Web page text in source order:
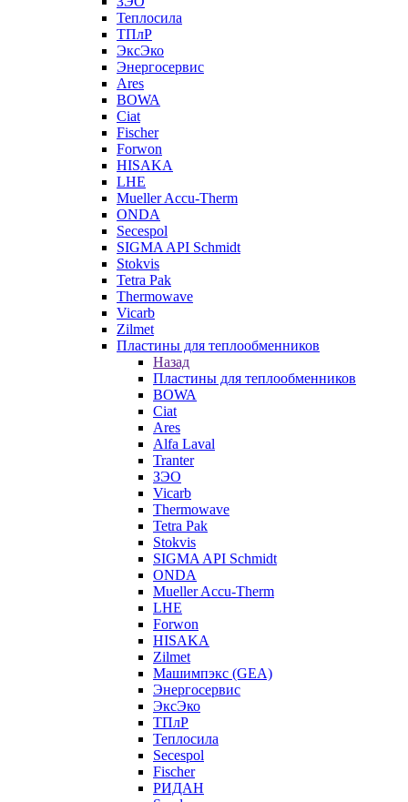
Теплосила
ТПлР
ЭксЭко
Энергосервис
Ares
BOWA
Ciat
Fischer
Forwon
HISAKA
LHE
Mueller Accu-Therm
ONDA
Secespol
SIGMA API Schmidt
Stokvis
Tetra Pak
Thermowave
Vicarb
Zilmet
Пластины для теплообменников
Назад
Пластины для теплообменников
BOWA
Ciat
Ares
Alfa Laval
Tranter
ЗЭО
Vicarb
Thermowave
Tetra Pak
Stokvis
SIGMA API Schmidt
ONDA
Mueller Accu-Therm
LHE
Forwon
HISAKA
Zilmet
Машимпэкс (GEA)
Энергосервис
ЭксЭко
ТПлР
Теплосила
Secespol
Fischer
РИДАН